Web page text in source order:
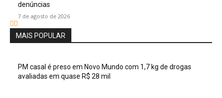
denúncias
7 de agosto de 2026
MAIS POPULAR
PM casal é preso em Novo Mundo com 1,7 kg de drogas
avaliadas em quase R$ 28 mil